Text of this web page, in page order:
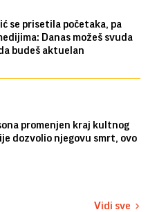
se prisetila početaka, pa
Danas možeš svuda
budeš aktuelan
promenjen kraj kultnog
dozvolio njegovu smrt, ovo
Vidi sve